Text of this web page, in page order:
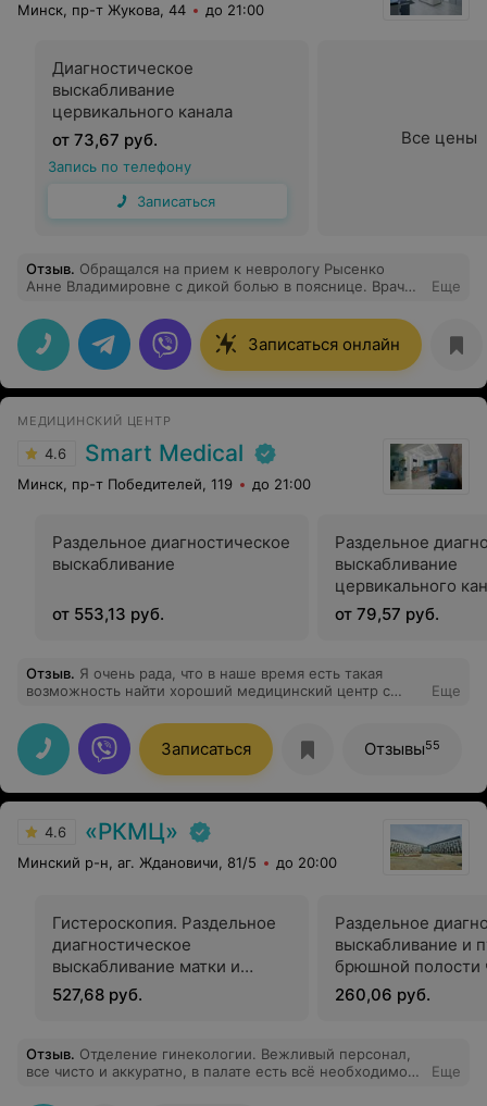
Минск, пр-т Жукова, 44 до 21:00
Диагностическое
выскабливание
цервикального канала
от 73,67 руб.
Запись по телефону
Записаться
Все цены
Отзыв. Обращался на прием к неврологу Рысенко
Анне Владимировне с дикой болью в пояснице. Врач
осмотр с учетом острой боли. Выписав препараты,
объяснила, что и зачем нужно, а главное, как будет
работать. Сама Анна Владимировна понравилась,
внимательна к пациенту. Не пожалел, что записался
именно к ней.
Еще
Записаться онлайн
МЕДИЦИНСКИЙ ЦЕНТР
4.6 Smart Medical
Минск, пр-т Победителей, 119 до 21:00
Раздельное диагностическое
выскабливание
от 553,13 руб.
Раздельное
выскабливание
цервикального
от 79,57 руб.
Отзыв. Я очень рада, что в наше время есть такая
возможность найти хороший медицинский центр с
с большой буквы!!! Очень приятные работники на
ресепшене. Очень доброжелательные. Всегда готовы
предложить удобное время и день для посещения
врача. Если нужно, то они и за ручку подержат и
добрым словом успокоют. Благодарю врача —
наблюдаюсь уже очень много лет. Уже малышке
ортодонту Сакадынецу Александру Олеговичу.
улыбка. Также хочу отметить в высочайшем
профессионализме детскому стоматологу Власовой
Алесе Валерьевне. Стоматологу Татьяне
Владимировне. Хотелось бы чтобы было, как можно
больше, таких врачей. Большое Вам спасибо!
Еще
Записаться Отзывы55
4.6 «РКМЦ»
Минский р-н, аг. Ждановичи, 81/5 до 20:00
Гистероскопия. Раздельное
диагностическое
выскабливание матки и
цервикального канала
527,68 руб.
Раздельное
выскабливание и
брюшной полости
задний свод
260,06 руб.
Отзыв. Отделение гинекологии. Вежливый персонал,
все чисто и аккуратно, в палате есть всё необходимое
Еще